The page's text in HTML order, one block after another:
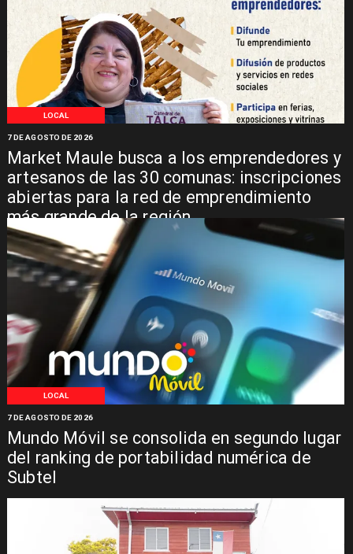
LOCAL
Market Maule busca a los emprendedores y
artesanos de las 30 comunas: inscripciones
abiertas para la red de emprendimiento
más grande de la región
7 DE AGOSTO DE 2026
LOCAL
Mundo Móvil se consolida en segundo lugar
del ranking de portabilidad numérica de
Subtel
7 DE AGOSTO DE 2026